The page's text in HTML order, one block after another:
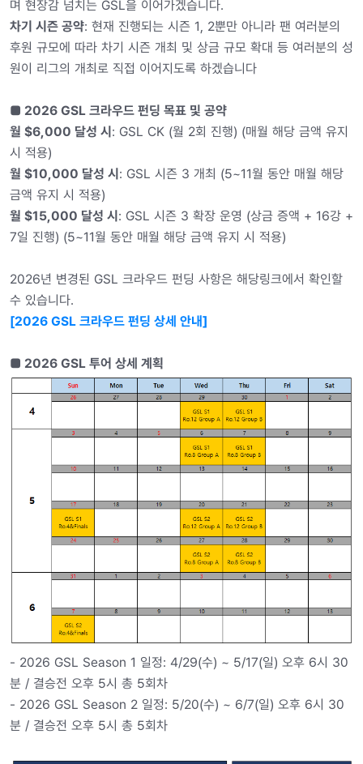
며 현장감 넘치는 GSL을 이어가겠습니다.
차기 시즌 공약: 현재 진행되는 시즌 1, 2뿐만 아니라 팬 여러분의
후원 규모에 따라 차기 시즌 개최 및 상금 규모 확대 등 여러분의 성
원이 리그의 개최로 직접 이어지도록 하겠습니다
■ 2026 GSL 크라우드 펀딩 목표 및 공약
월 $6,000 달성 시: GSL CK (월 2회 진행) (매월 해당 금액 유지
시 적용)
월 $10,000 달성 시: GSL 시즌 3 개최 (5~11월 동안 매월 해당
금액 유지 시 적용)
월 $15,000 달성 시: GSL 시즌 3 확장 운영 (상금 증액 + 16강 +
7일 진행) (5~11월 동안 매월 해당 금액 유지 시 적용)
2026년 변경된 GSL 크라우드 펀딩 사항은 해당링크에서 확인할
수 있습니다.
[2026 GSL 크라우드 펀딩 상세 안내]
■ 2026 GSL 투어 상세 계획
- 2026 GSL Season 1 일정: 4/29(수) ~ 5/17(일) 오후 6시 30
분 / 결승전 오후 5시 총 5회차
- 2026 GSL Season 2 일정: 5/20(수) ~ 6/7(일) 오후 6시 30
분 / 결승전 오후 5시 총 5회차